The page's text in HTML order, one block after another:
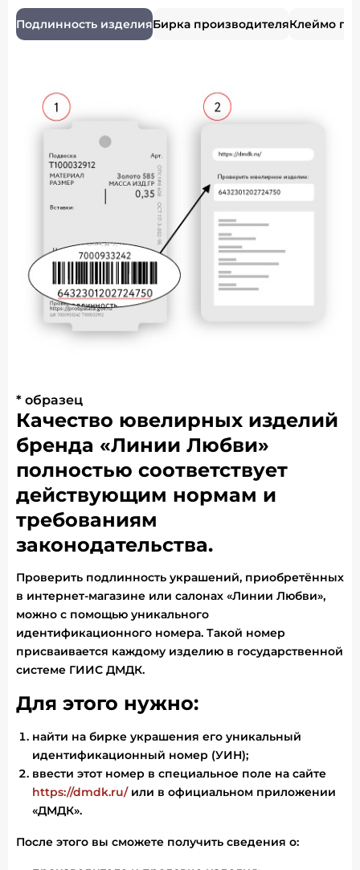
Подлинность изделияБирка производителяКлеймо
* образец
Качество ювелирных изделий
бренда «Линии Любви»
полностью соответствует
действующим нормам и
требованиям
законодательства.
Проверить подлинность украшений, приобретённых
в интернет-магазине или салонах «Линии Любви»,
можно с помощью уникального
идентификационного номера. Такой номер
присваивается каждому изделию в государственной
системе ГИИС ДМДК.
Для этого нужно:
найти на бирке украшения его уникальный
идентификационный номер (УИН);
ввести этот номер в специальное поле на сайте
https://dmdk.ru/или в официальном приложении
«ДМДК».
После этого вы сможете получить сведения о: